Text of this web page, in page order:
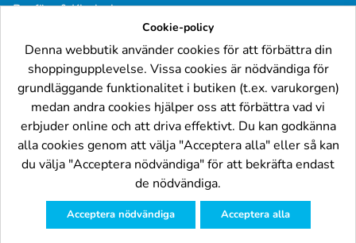
Basfärg & Klarlack
Grundfärg & Spackel
Verktyg & Tillbehör
Industri- & Yrkeslack
Följ oss
© Billackering.eu 2024
Cookie-policy
Denna webbutik använder cookies för att förbättra din
shoppingupplevelse. Vissa cookies är nödvändiga för
grundläggande funktionalitet i butiken (t.ex. varukorgen)
medan andra cookies hjälper oss att förbättra vad vi
erbjuder online och att driva effektivt. Du kan godkänna
alla cookies genom att välja "Acceptera alla" eller så kan
du välja "Acceptera nödvändiga" för att bekräfta endast
de nödvändiga.
Acceptera nödvändiga Acceptera alla